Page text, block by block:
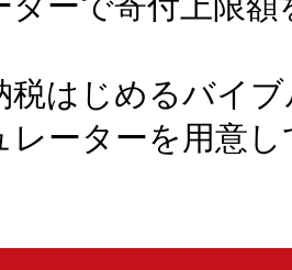
税はじめるバイ
レーターを用意